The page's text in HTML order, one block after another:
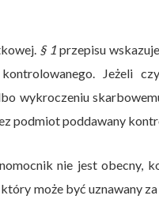
§ 1przepisu
Jeżeli
wykroczeniu
podmiot poddawany
nie jest obecny,
może być uznawany